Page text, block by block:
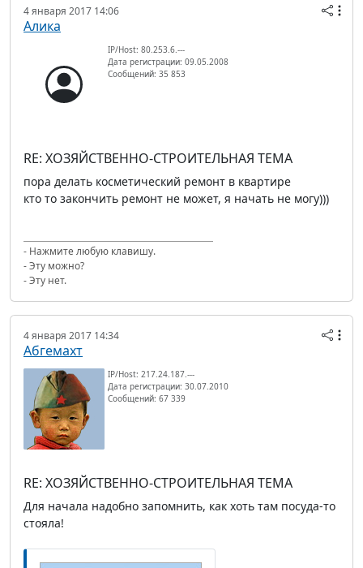
4 января 2017 14:06
Алика
IP/Host: 80.253.6.---
Дата регистрации: 09.05.2008
Сообщений: 35 853
RE: ХОЗЯЙСТВЕННО-СТРОИТЕЛЬНАЯ ТЕМА
пора делать косметический ремонт в квартире
кто то закончить ремонт не может, я начать не могу)))
- Нажмите любую клавишу.
- Эту можно?
- Эту нет.
4 января 2017 14:34
Абгемахт
IP/Host: 217.24.187.---
Дата регистрации: 30.07.2010
Сообщений: 67 339
RE: ХОЗЯЙСТВЕННО-СТРОИТЕЛЬНАЯ ТЕМА
Для начала надобно запомнить, как хоть там посуда-то
стояла!